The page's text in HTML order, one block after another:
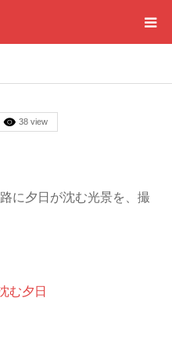
38 view
に夕日が沈む光景を、撮